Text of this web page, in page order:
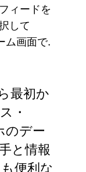
ィードを
して
ム画面で.
最初か
・
のデー
と情報
便利な